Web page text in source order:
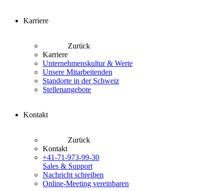
Karriere
Zurück
Karriere
Unternehmenskultur & Werte
Unsere Mitarbeitenden
Standorte in der Schweiz
Stellenangebote
Kontakt
Zurück
Kontakt
+41-71-973-99-30
Sales & Support
Nachricht schreiben
Online-Meeting vereinbaren